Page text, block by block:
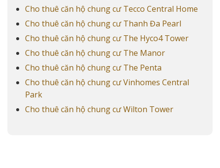
Cho thuê căn hộ chung cư Tecco Central Home
Cho thuê căn hộ chung cư Thanh Đa Pearl
Cho thuê căn hộ chung cư The Hyco4 Tower
Cho thuê căn hộ chung cư The Manor
Cho thuê căn hộ chung cư The Penta
Cho thuê căn hộ chung cư Vinhomes Central
Park
Cho thuê căn hộ chung cư Wilton Tower